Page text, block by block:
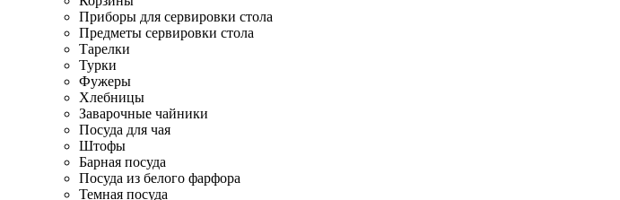
Приборы для сервировки стола
Предметы сервировки стола
Тарелки
Турки
Фужеры
Хлебницы
Заварочные чайники
Посуда для чая
Штофы
Барная посуда
Посуда из белого фарфора
Темная посуда